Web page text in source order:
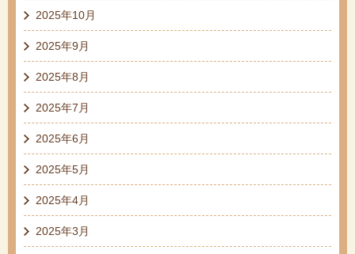
2025年10月
2025年9月
2025年8月
2025年7月
2025年6月
2025年5月
2025年4月
2025年3月